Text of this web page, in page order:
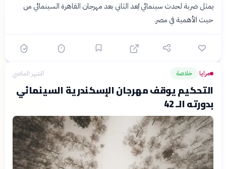
يمثل ضربة لحدث سينمائي يُعد الثاني بعد مهرجان القاهرة السينمائي من
حيث الأهمية في مصر.
مرايا› خلاصة الشهر الماضي
التحكيم يوقف مهرجان الإسكندرية السينمائي
بدورته الـ 42